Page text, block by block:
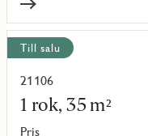
Till salu
21106
1 rok, 35 m²
Pris
Läs
mer
om
objekt